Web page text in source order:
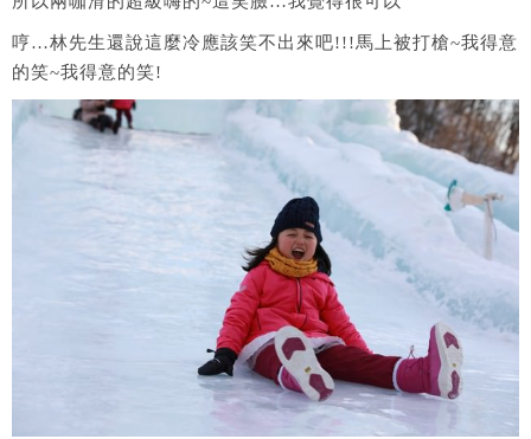
哼…林先生還說這麼冷應該笑不出來吧!!!馬上被打槍~我得意
的笑~我得意的笑!